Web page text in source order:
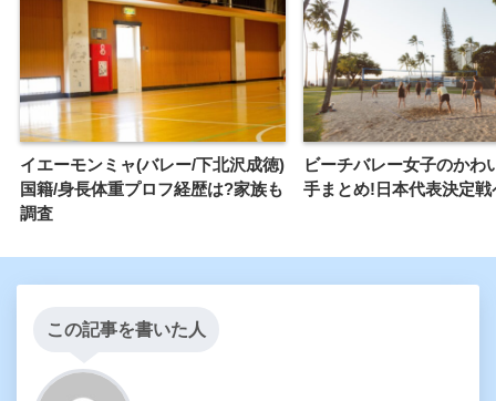
イエーモンミャ(バレー/下北沢成徳)
国籍/身長体重プロフ経歴は?家族も
調査
ビーチバレー女子のかわ
手まとめ!日本代表決定
この記事を書いた人